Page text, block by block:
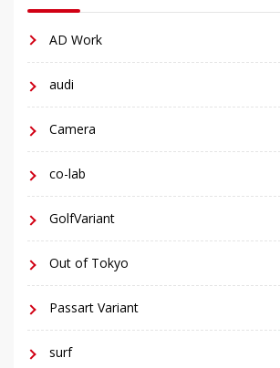
AD Work
audi
Camera
co-lab
GolfVariant
Out of Tokyo
Passart Variant
surf